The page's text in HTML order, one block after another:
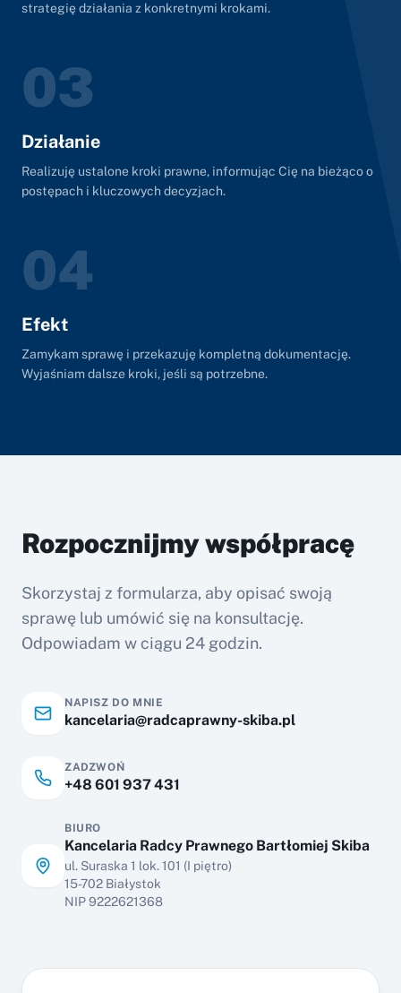
strategię działania z konkretnymi krokami.
03
Działanie
Realizuję ustalone kroki prawne, informując Cię na bieżąco o
postępach i kluczowych decyzjach.
04
Efekt
Zamykam sprawę i przekazuję kompletną dokumentację.
Wyjaśniam dalsze kroki, jeśli są potrzebne.
Rozpocznijmy współpracę
Skorzystaj z formularza, aby opisać swoją
sprawę lub umówić się na konsultację.
Odpowiadam w ciągu 24 godzin.
NAPISZ DO MNIE
kancelaria@radcaprawny-skiba.pl
ZADZWOŃ
+48 601 937 431
BIURO
Kancelaria Radcy Prawnego Bartłomiej Skiba
ul. Suraska 1 lok. 101 (I piętro)
15-702 Białystok
NIP 9222621368